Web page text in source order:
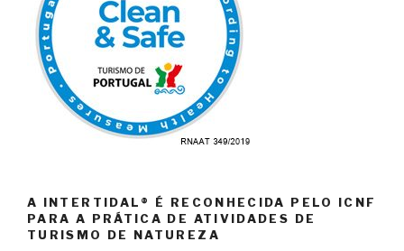
A INTERTIDAL® É RECONHECIDA PELO ICNF
PARA A PRÁTICA DE ATIVIDADES DE
TURISMO DE NATUREZA